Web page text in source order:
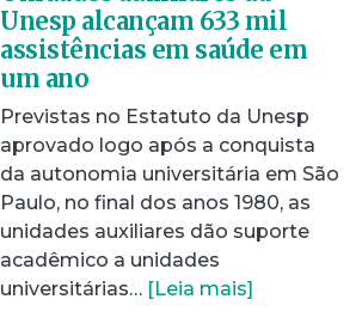
Unesp alcançam 633 mil
assistências em saúde em
um ano
Previstas no Estatuto da Unesp
aprovado logo após a conquista
da autonomia universitária em São
Paulo, no final dos anos 1980, as
unidades auxiliares dão suporte
acadêmico a unidades
universitárias… [Leia mais]